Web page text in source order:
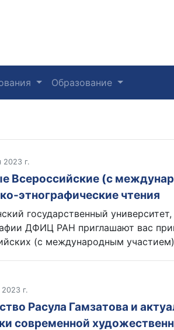
Образование
2023 г.
Всероссийские (с
этнографические чтения
государственный
ДФИЦ РАН приглашают вас
(с международным
2023 г.
Расула Гамзатова и
современной